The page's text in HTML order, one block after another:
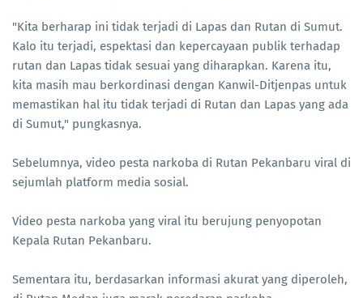
"Kita berharap ini tidak terjadi di Lapas dan Rutan di Sumut.
Kalo itu terjadi, espektasi dan kepercayaan publik terhadap
rutan dan Lapas tidak sesuai yang diharapkan. Karena itu,
kita masih mau berkordinasi dengan Kanwil-Ditjenpas untuk
memastikan hal itu tidak terjadi di Rutan dan Lapas yang ada
di Sumut," pungkasnya.
Sebelumnya, video pesta narkoba di Rutan Pekanbaru viral di
sejumlah platform media sosial.
Video pesta narkoba yang viral itu berujung penyopotan
Kepala Rutan Pekanbaru.
Sementara itu, berdasarkan informasi akurat yang diperoleh,